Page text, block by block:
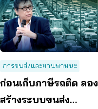
การขนส่งและยานพาหนะ
ก่อนเก็บภาษีรถติด ลอง
สร้างระบบขนส่ง